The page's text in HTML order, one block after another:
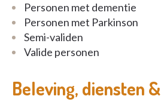
Personen met dementie
Personen met Parkinson
Semi-validen
Valide personen
Beleving, diensten &